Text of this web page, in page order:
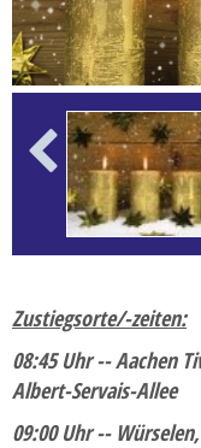
Previous
Zustiegsorte/-zeiten:
08:45 Uhr -- Aachen
Albert-Servais-Allee
09:00 Uhr --